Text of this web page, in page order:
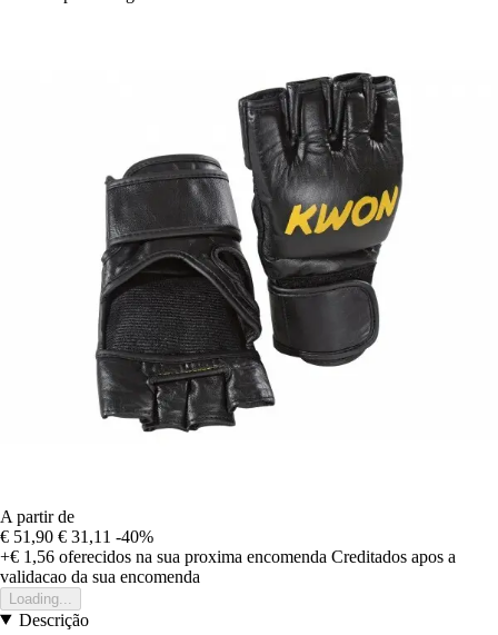
A partir de
€ 51,90 € 31,11 -40%
+€ 1,56 oferecidos na sua proxima encomenda Creditados apos a
validacao da sua encomenda
Loading...
Descrição